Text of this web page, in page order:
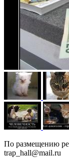
По размещению
trap_hall@mail.ru